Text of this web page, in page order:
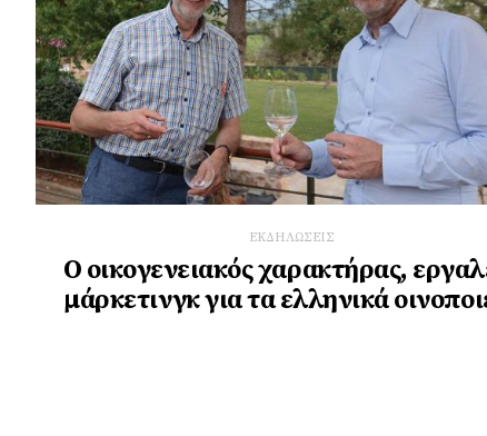
ΕΚΔΗΛΩΣΕΙΣ
Ο οικογενειακός χαρακτήρας,
µάρκετινγκ για τα ελληνικά